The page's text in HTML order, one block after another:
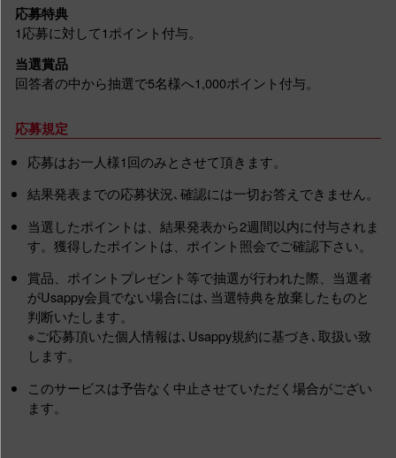
応募特典
1応募に対して1ポイント付与。
当選賞品
回答者の中から抽選で5名様へ1,000ポイント付与。
応募規定
応募はお一人様1回のみとさせて頂きます。
結果発表までの応募状況､確認には一切お答えできません。
当選したポイントは、結果発表から2週間以内に付与されま
す。獲得したポイントは、ポイント照会でご確認下さい。
賞品、ポイントプレゼント等で抽選が行われた際、当選者
がUsappy会員でない場合には､当選特典を放棄したものと
判断いたします。
※ご応募頂いた個人情報は､Usappy規約に基づき､取扱い致
します。
このサービスは予告なく中止させていただく場合がござい
ます。